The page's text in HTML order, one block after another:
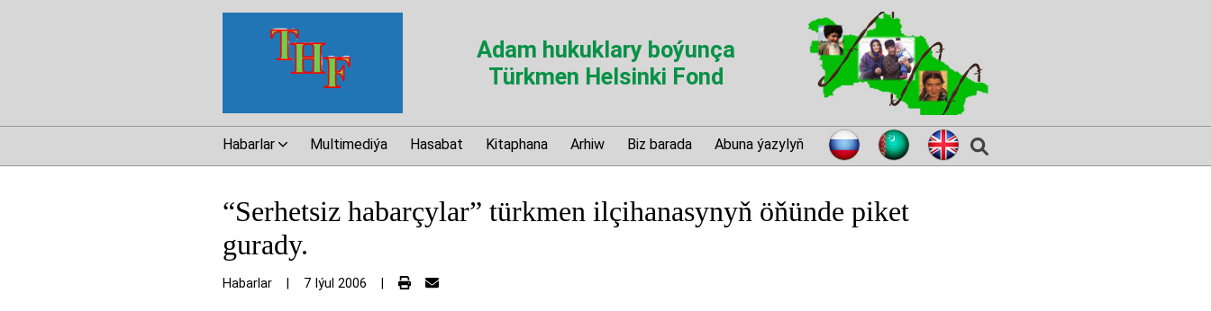
Adam hukuklary boýunça
Türkmen Helsinki Fond
Habarlar Multimediýa Hasabat Kitaphana Arhiw Biz barada Abuna ýazylyň
“Serhetsiz habarçylar” türkmen ilçihanasynyň öňünde piket
gurady.
Habarlar 7 Iýul 2006